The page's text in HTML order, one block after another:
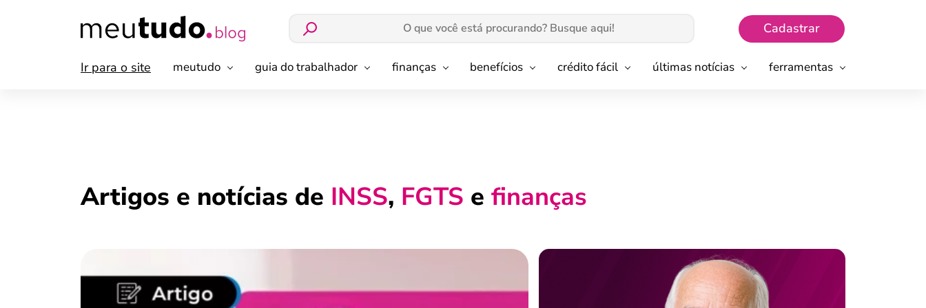
Cadastrar
Ir para o site meutudo guia do trabalhador finanças benefícios crédito fácil últimas notícias ferramentas
Artigos e notícias de INSS, FGTS e finanças